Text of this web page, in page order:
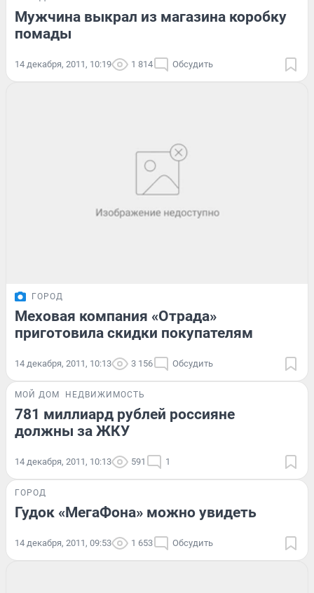
Мужчина выкрал из магазина коробку
помады
14 декабря, 2011, 10:19 1 814 Обсудить
ГОРОД
Меховая компания «Отрада»
приготовила скидки покупателям
14 декабря, 2011, 10:13 3 156 Обсудить
МОЙ ДОМ НЕДВИЖИМОСТЬ
781 миллиард рублей россияне
должны за ЖКУ
14 декабря, 2011, 10:13 591 1
ГОРОД
Гудок «МегаФона» можно увидеть
14 декабря, 2011, 09:53 1 653 Обсудить